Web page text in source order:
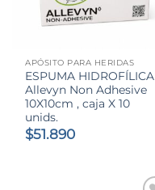
APÓSITO PARA HERIDAS
ESPUMA HIDROFÍLICA
Allevyn Non Adhesive
10X10cm , caja X 10
unids.
$51.890